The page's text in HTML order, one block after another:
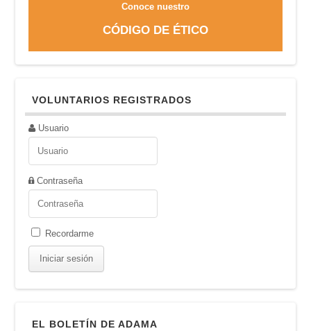
Conoce nuestro
CÓDIGO DE ÉTICO
VOLUNTARIOS REGISTRADOS
Usuario
Contraseña
Recordarme
EL BOLETÍN DE ADAMA